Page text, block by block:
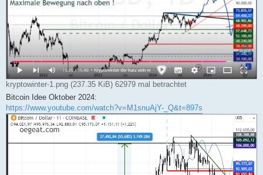
kryptowinter-1.png (237.35 KiB) 62979 mal betrachtet
Bitcoin Idee Oktober 2024:
https://www.youtube.com/watch?v=M1snuAjY-_Q&t=897s